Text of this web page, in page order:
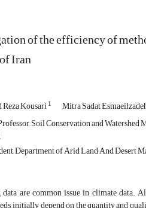
of the efficiency of
Iran
Kousari1 Mitra Sadat
Soil Conservation and
Department of Arid Land And Desert
are common issue in climate data.